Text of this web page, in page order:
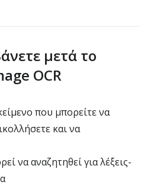
μετά το
OCR
που μπορείτε να
και να
να αναζητηθεί για λέξεις-